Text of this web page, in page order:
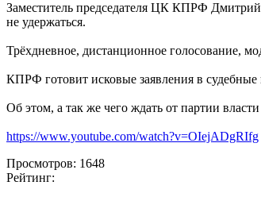
Заместитель председателя ЦК КПРФ Дмитрий
не удержаться.
Трёхдневное, дистанционное голосование,
КПРФ готовит исковые заявления в
Об этом, а так же чего ждать от партии
https://www.youtube.com/watch?v=OIejADgRIfg
Просмотров: 1648
Рейтинг: